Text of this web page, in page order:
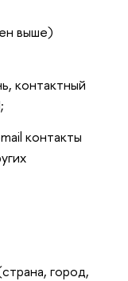
выше)
контактный
контакты
город,